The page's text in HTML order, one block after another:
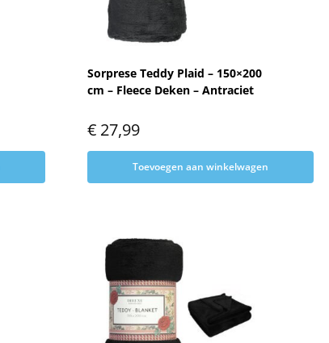
Sorprese Teddy Plaid – 150×200
cm – Fleece Deken – Antraciet
€27,99
Toevoegen aan winkelwagen